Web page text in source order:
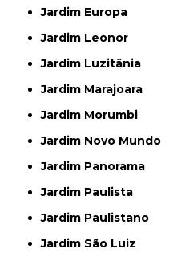
Jardim Europa
Jardim Leonor
Jardim Luzitânia
Jardim Marajoara
Jardim Morumbi
Jardim Novo Mundo
Jardim Panorama
Jardim Paulista
Jardim Paulistano
Jardim São Luiz